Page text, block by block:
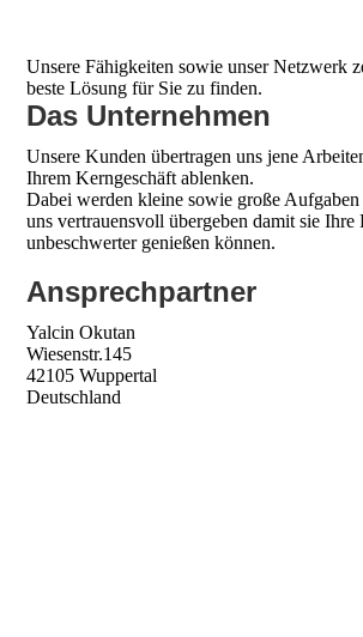
Unsere Fähigkeiten sowie unser Netzwerk
beste Lösung für Sie zu finden.
Das Unternehmen
Unsere Kunden übertragen uns jene
Ihrem Kerngeschäft ablenken.
Dabei werden kleine sowie große
uns vertrauensvoll übergeben damit sie Ihre
unbeschwerter genießen können.
Ansprechpartner
Yalcin Okutan
Wiesenstr.145
42105 Wuppertal
Deutschland